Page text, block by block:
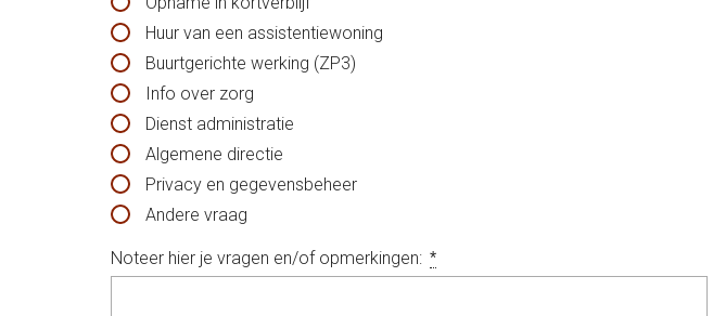
Huur van een assistentiewoning
Buurtgerichte werking (ZP3)
Info over zorg
Dienst administratie
Algemene directie
Privacy en gegevensbeheer
Andere vraag
Noteer hier je vragen en/of opmerkingen: *